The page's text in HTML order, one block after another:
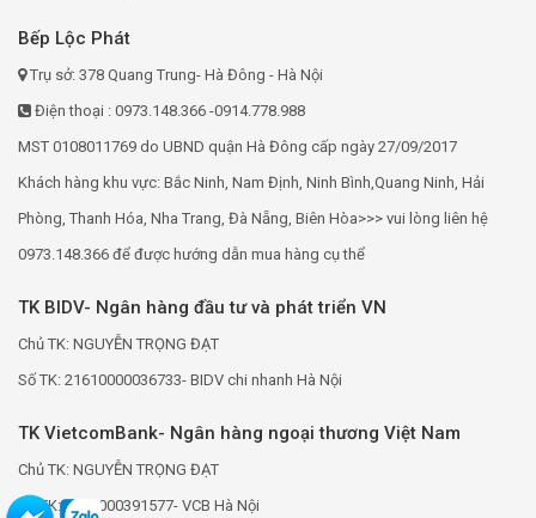
Bếp Lộc Phát
Trụ sở: 378 Quang Trung- Hà Đông - Hà Nội
Điện thoại : 0973.148.366 -0914.778.988
MST 0108011769 do UBND quận Hà Đông cấp ngày 27/09/2017
Khách hàng khu vực: Bắc Ninh, Nam Định, Ninh Bình,Quang Ninh, Hải
Phòng, Thanh Hóa, Nha Trang, Đà Nẵng, Biên Hòa>>> vui lòng liên hệ
0973.148.366 để được hướng dẫn mua hàng cụ thể
TK BIDV- Ngân hàng đầu tư và phát triển VN
Chủ TK: NGUYỄN TRỌNG ĐẠT
Số TK: 21610000036733- BIDV chi nhanh Hà Nội
TK VietcomBank- Ngân hàng ngoại thương Việt Nam
Chủ TK: NGUYỄN TRỌNG ĐẠT
Số TK: 0691000391577- VCB Hà Nội